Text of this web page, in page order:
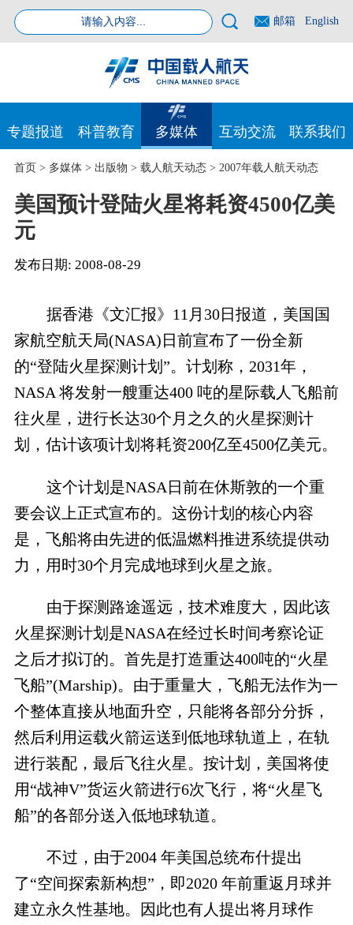
邮箱 English
专题报道 科普教育 多媒体 互动交流 联系我们
首页> 多媒体> 出版物 > 载人航天动态> 2007年载人航天动态
美国预计登陆火星将耗资4500亿美
元
发布日期: 2008-08-29
据香港《文汇报》11月30日报道，美国国
家航空航天局(NASA)日前宣布了一份全新
的“登陆火星探测计划”。计划称，2031年，
NASA 将发射一艘重达400 吨的星际载人飞船前
往火星，进行长达30个月之久的火星探测计
划，估计该项计划将耗资200亿至4500亿美元。
这个计划是NASA日前在休斯敦的一个重
要会议上正式宣布的。这份计划的核心内容
是，飞船将由先进的低温燃料推进系统提供动
力，用时30个月完成地球到火星之旅。
由于探测路途遥远，技术难度大，因此该
火星探测计划是NASA在经过长时间考察论证
之后才拟订的。首先是打造重达400吨的“火星
飞船”(Marship)。由于重量大，飞船无法作为一
个整体直接从地面升空，只能将各部分分拆，
然后利用运载火箭运送到低地球轨道上，在轨
进行装配，最后飞往火星。按计划，美国将使
用“战神V”货运火箭进行6次飞行，将“火星飞
船”的各部分送入低地球轨道。
不过，由于2004 年美国总统布什提出
了“空间探索新构想”，即2020 年前重返月球并
建立永久性基地。因此也有人提出将月球作